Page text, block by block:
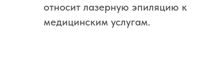
относит лазерную эпиляцию к
медицинским услугам.